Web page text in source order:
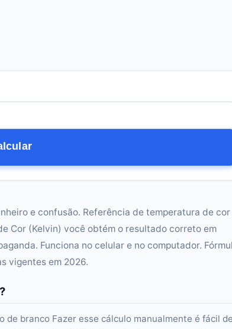
e confusão. Referência de temperatura de cor
Cor (Kelvin) você obtém o resultado correto em
Funciona no celular e no computador.
vigentes em 2026.
branco Fazer esse cálculo manualmente é fácil